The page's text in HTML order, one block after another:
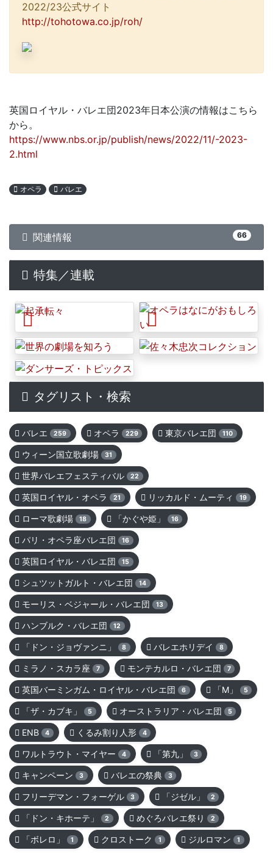
2022/23公式サイト
http://tohotowa.co.jp/roh/
英国ロイヤル・バレエ団2023年日本公演の情報はこちら
から。
https://www.nbs.or.jp/publish/news/2022/11/-2023-
2.html
オペラ バレエ
関連情報 66
特集／連載
N
E
W
N
E
W
タグリスト・検索
バレエ 259 オペラ 229 東京バレエ団 110
ウィーン国立歌劇場 31
世界バレエフェスティバル 22
英国ロイヤル・オペラ 21 リッカルド・ムーティ 19
ローマ歌劇場 18 「かぐや姫」 16
パリ・オペラ座バレエ団 16
英国ロイヤル・バレエ団 15
シュツットガルト・バレエ団 14
モーリス・ベジャール・バレエ団 13
ハンブルク・バレエ団 12
「ドン・ジョヴァンニ」 8 バレエホリデイ 8
ミラノ・スカラ座 7 モンテカルロ・バレエ団 7
英国バーミンガム・ロイヤル・バレエ団 6 「M」 5
「ザ・カブキ」 5 オーストラリア・バレエ団 5
ENB 4 くるみ割り人形 4
ワルトラウト・マイヤー 4 「第九」 3
キャンペーン 3 バレエの祭典 3
フリーデマン・フォーゲル 3 「ジゼル」 2
「ドン・キホーテ」 2 めぐろバレエ祭り 2
「ボレロ」 1 クロストーク 1 ジルロマン 1